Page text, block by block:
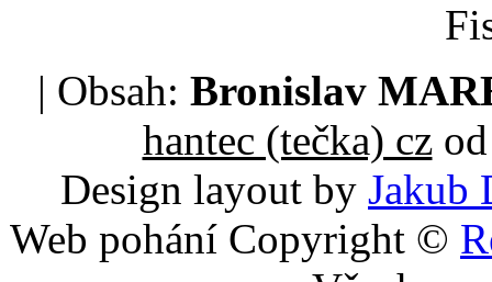
| Obsah: Bronislav
hantec (tečka) czod
Design layout by Jakub
Web pohání Copyright ©